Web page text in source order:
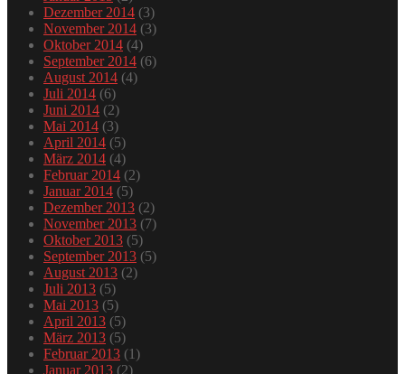
Dezember 2014 (3)
November 2014 (3)
Oktober 2014 (4)
September 2014 (6)
August 2014 (4)
Juli 2014 (6)
Juni 2014 (2)
Mai 2014 (3)
April 2014 (5)
März 2014 (4)
Februar 2014 (2)
Januar 2014 (5)
Dezember 2013 (2)
November 2013 (7)
Oktober 2013 (5)
September 2013 (5)
August 2013 (2)
Juli 2013 (5)
Mai 2013 (5)
April 2013 (5)
März 2013 (5)
Februar 2013 (1)
Januar 2013 (2)